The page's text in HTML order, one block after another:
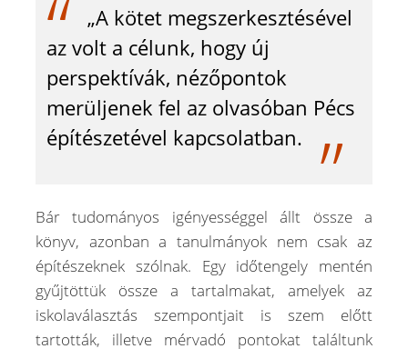
„A kötet megszerkesztésével
az volt a célunk, hogy új
perspektívák, nézőpontok
merüljenek fel az olvasóban Pécs
építészetével kapcsolatban.
Bár tudományos igényességgel állt össze a
könyv, azonban a tanulmányok nem csak az
építészeknek szólnak. Egy időtengely mentén
gyűjtöttük össze a tartalmakat, amelyek az
iskolaválasztás szempontjait is szem előtt
tartották, illetve mérvadó pontokat találtunk